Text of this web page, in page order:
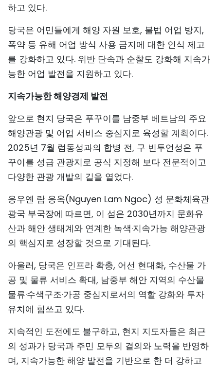
하고 있다.
당국은 어민들에게 해양 자원 보호, 불법 어업 방지,
폭약 등 유해 어업 방식 사용 금지에 대한 인식 제고
를 강화하고 있다. 위반 단속과 순찰도 강화해 지속가
능한 어업 발전을 지원하고 있다.
지속가능한 해양경제 발전
앞으로 현지 당국은 푸꾸이를 남중부 베트남의 주요
해양관광 및 어업 서비스 중심지로 육성할 계획이다.
2025년 7월 럼동성과의 합병 전, 구 빈투언성은 푸
꾸이를 성급 관광지로 공식 지정해 보다 전문적이고
다양한 관광 개발의 길을 열었다.
응우옌 람 응옥(Nguyen Lam Ngoc) 성 문화체육관
광국 부국장에 따르면, 이 섬은 2030년까지 문화유
산과 해안 생태계와 연계한 녹색·지속가능 해양관광
의 핵심지로 성장할 것으로 기대된다.
아울러, 당국은 인프라 확충, 어선 현대화, 수산물 가
공 및 물류 서비스 확대, 남중부 해안 지역의 수산물
물류·수색구조·가공 중심지로서의 역할 강화와 투자
유치에 힘쓰고 있다.
지속적인 도전에도 불구하고, 현지 지도자들은 최근
의 성과가 당국과 주민 모두의 결의와 노력을 반영하
며, 지속가능한 해양 발전을 기반으로 한 더 강하고